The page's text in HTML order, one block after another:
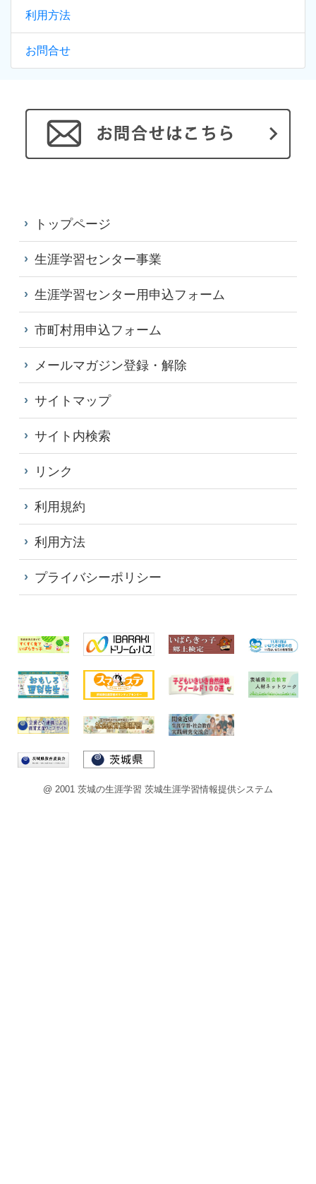
利用方法
お問合せ
トップページ
生涯学習センター事業
生涯学習センター用申込フォーム
市町村用申込フォーム
メールマガジン登録・解除
サイトマップ
サイト内検索
リンク
利用規約
利用方法
プライバシーポリシー
@ 2001 茨城の生涯学習 茨城生涯学習情報提供システム